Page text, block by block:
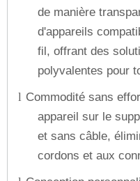
de manière
d'appareils
fil, offrant des
polyvalentes pour
l Commodité sans
appareil sur le
et sans câble,
cordons et aux